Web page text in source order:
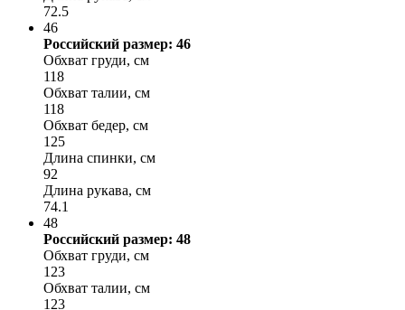
72.5
46
Российский размер: 46
Обхват груди, см
118
Обхват талии, см
118
Обхват бедер, см
125
Длина спинки, см
92
Длина рукава, см
74.1
48
Российский размер: 48
Обхват груди, см
123
Обхват талии, см
123